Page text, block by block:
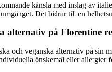
känsla med inslag av
Det bidrar till en
alternativ på Florentine
och veganska alternativ på
önskemål eller allergier